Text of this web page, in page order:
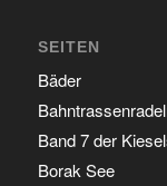
SEITEN
Bäder
Band 7 der
Borak See